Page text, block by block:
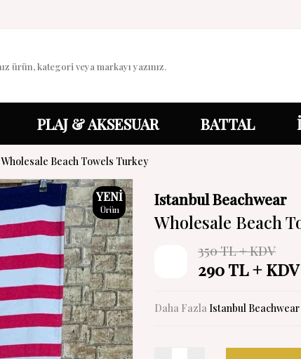
PLAJ & AKSESUAR BATTAL
Wholesale Beach Towels Turkey
YENI
Ürün
Istanbul Beachwear
Wholesale Beach
350TL + KDV
290TL + KDV
Daha Fazla Istanbul Beachwear